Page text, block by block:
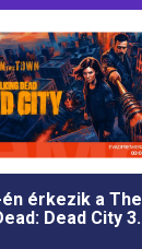
érkezik a The
Dead City 3.